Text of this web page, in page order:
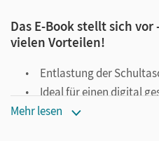
Das E-Book stellt sich
vielen Vorteilen!
Entlastung der
Ideal für einen digital
Notiz- und
Mehr lesen